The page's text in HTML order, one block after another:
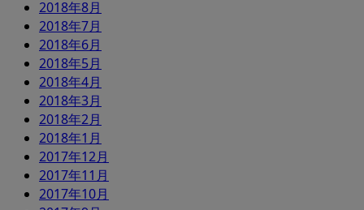
2018年8月
2018年7月
2018年6月
2018年5月
2018年4月
2018年3月
2018年2月
2018年1月
2017年12月
2017年11月
2017年10月